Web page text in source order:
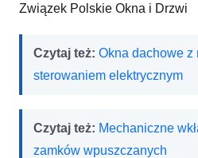
Związek Polskie Okna i Drzwi
Czytaj też: Okna dachowe z
sterowaniem elektrycznym
Czytaj też: Mechaniczne
zamków wpuszczanych